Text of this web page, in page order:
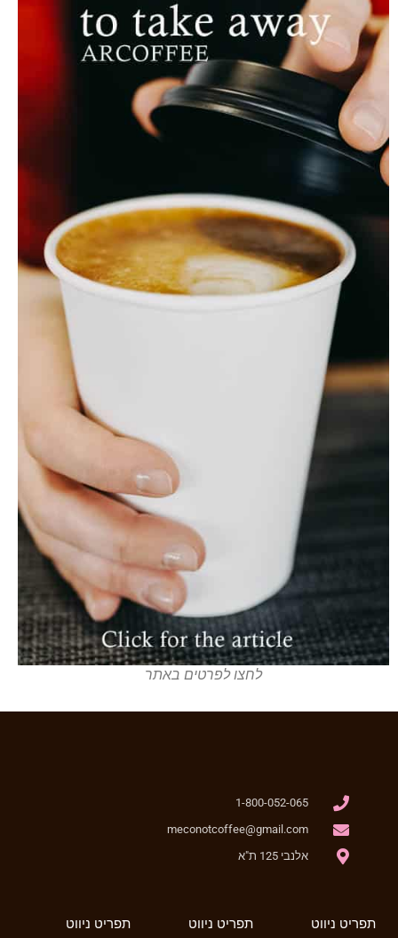
לחצו לפרטים באתר
1-800-052-065
meconotcoffee@gmail.com
אלנבי 125 ת"א
תפריט ניווט תפריט ניווט תפריט ניווט